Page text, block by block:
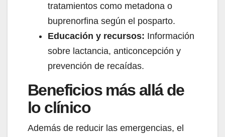
tratamientos como metadona o
buprenorfina según el posparto.
Educación y recursos: Información
sobre lactancia, anticoncepción y
prevención de recaídas.
Beneficios más allá de
lo clínico
Además de reducir las emergencias, el